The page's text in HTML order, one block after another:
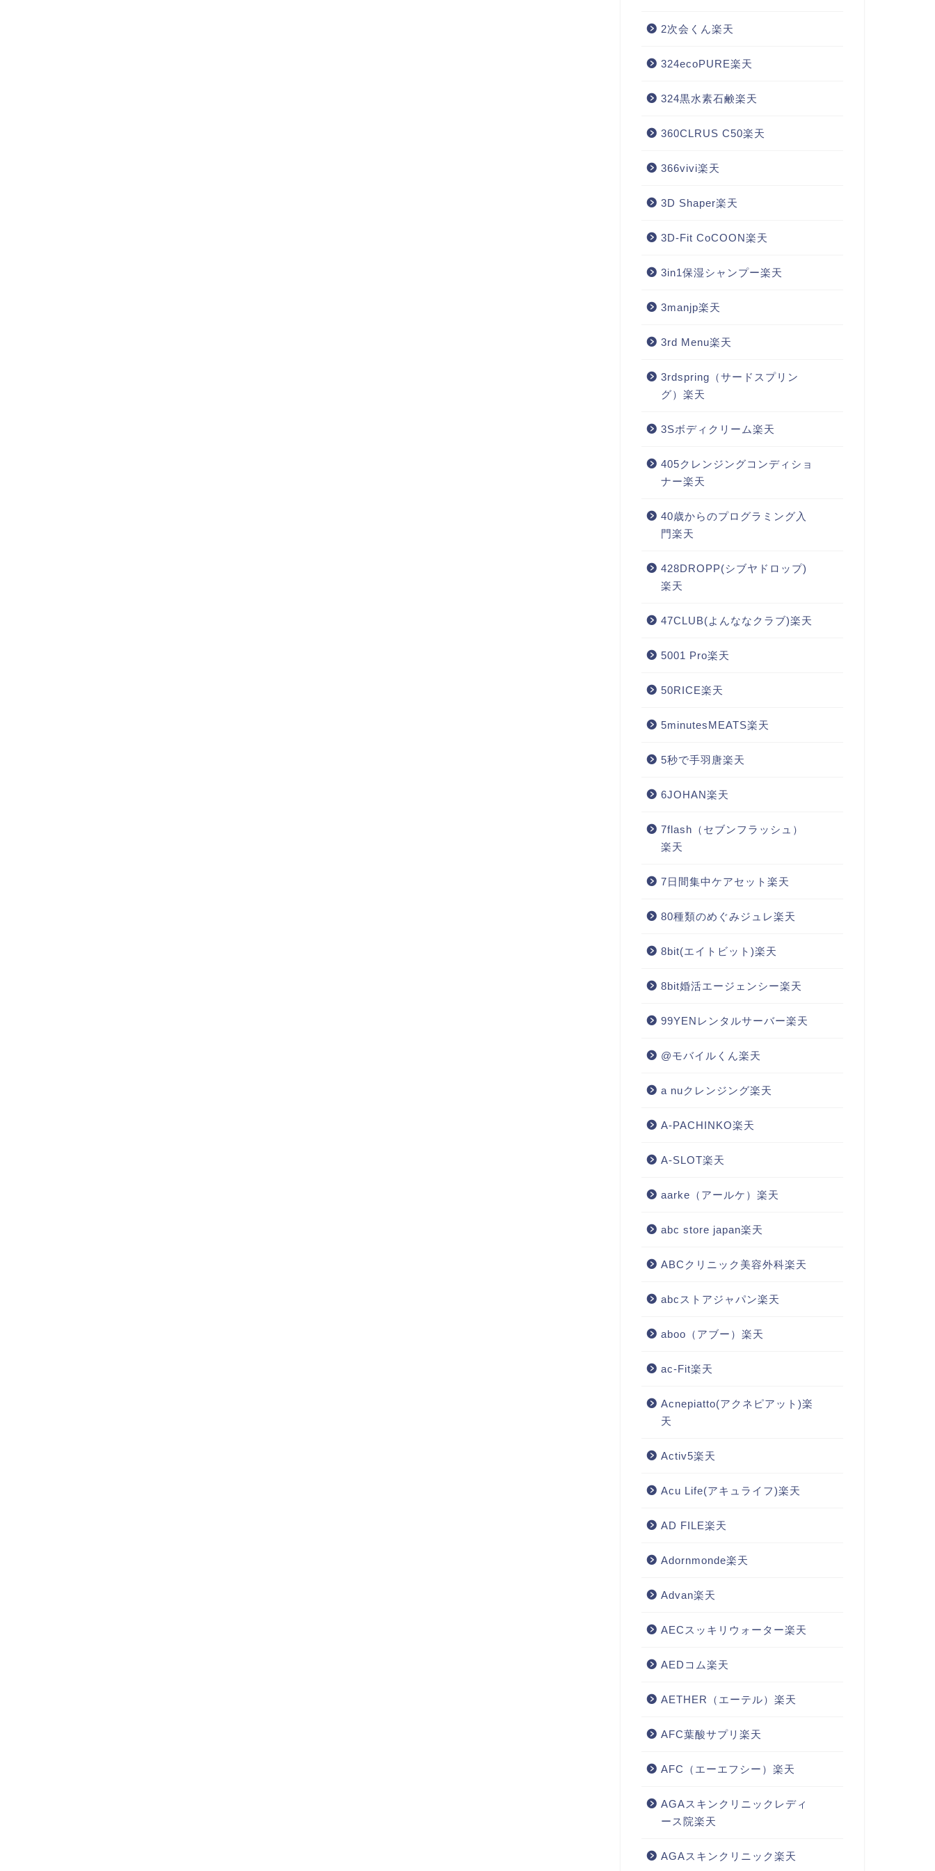
2次会くん楽天
324ecoPURE楽天
324黒水素石鹸楽天
360CLRUS C50楽天
366vivi楽天
3D Shaper楽天
3D-Fit CoCOON楽天
3in1保湿シャンプー楽天
3manjp楽天
3rd Menu楽天
3rdspring（サードスプリン
グ）楽天
3Sボディクリーム楽天
405クレンジングコンディショ
ナー楽天
40歳からのプログラミング入
門楽天
428DROPP(シブヤドロップ)
楽天
47CLUB(よんななクラブ)楽天
5001 Pro楽天
50RICE楽天
5minutesMEATS楽天
5秒で手羽唐楽天
6JOHAN楽天
7flash（セブンフラッシュ）
楽天
7日間集中ケアセット楽天
80種類のめぐみジュレ楽天
8bit(エイトビット)楽天
8bit婚活エージェンシー楽天
99YENレンタルサーバー楽天
@モバイルくん楽天
a nuクレンジング楽天
A-PACHINKO楽天
A-SLOT楽天
aarke（アールケ）楽天
abc store japan楽天
ABCクリニック美容外科楽天
abcストアジャパン楽天
aboo（アブー）楽天
ac-Fit楽天
Acnepiatto(アクネピアット)楽
天
Activ5楽天
Acu Life(アキュライフ)楽天
AD FILE楽天
Adornmonde楽天
Advan楽天
AECスッキリウォーター楽天
AEDコム楽天
AETHER（エーテル）楽天
AFC葉酸サプリ楽天
AFC（エーエフシー）楽天
AGAスキンクリニックレディ
ース院楽天
AGAスキンクリニック楽天